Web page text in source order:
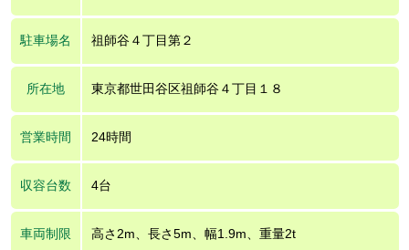
駐車場名 祖師谷４丁目第２
所在地 東京都世田谷区祖師谷４丁目１８
営業時間 24時間
収容台数 4台
車両制限 高さ2m、長さ5m、幅1.9m、重量2t